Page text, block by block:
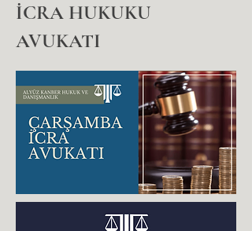
İCRA HUKUKU
AVUKATI